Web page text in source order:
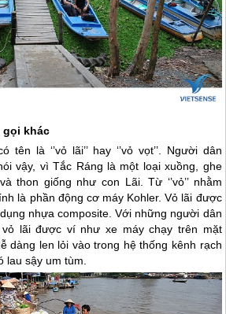
gọi khác
là ‘’vỏ lãi’’ hay ‘’vỏ vọt’’. Người dân
vậy, vì Tắc Ráng là một loại xuồng, ghe
thon giống như con Lãi. Từ ‘’vỏ’’ nhằm
là phần động cơ máy Kohler. Vỏ lãi được
nhựa composite. Với những người dân
lãi được ví như xe máy chạy trên mặt
dàng len lỏi vào trong hệ thống kênh rạch
lau sậy um tùm.